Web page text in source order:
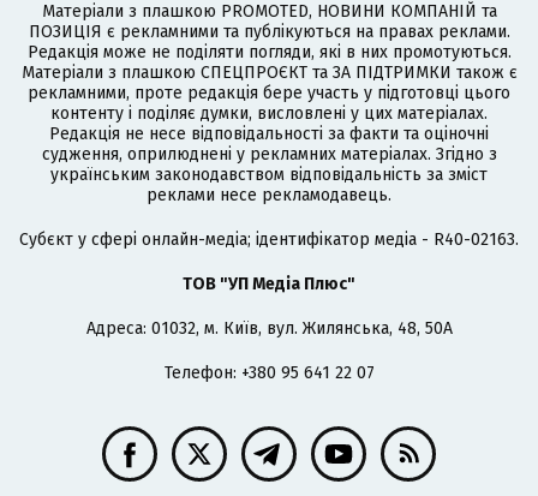
Матеріали з плашкою PROMOTED, НОВИНИ КОМПАНІЙ та
ПОЗИЦІЯ є рекламними та публікуються на правах реклами.
Редакція може не поділяти погляди, які в них промотуються.
Матеріали з плашкою СПЕЦПРОЄКТ та ЗА ПІДТРИМКИ також є
рекламними, проте редакція бере участь у підготовці цього
контенту і поділяє думки, висловлені у цих матеріалах.
Редакція не несе відповідальності за факти та оціночні
судження, оприлюднені у рекламних матеріалах. Згідно з
українським законодавством відповідальність за зміст
реклами несе рекламодавець.
Cубєкт у сфері онлайн-медіа; ідентифікатор медіа - R40-02163.
ТОВ "УП Медіа Плюс"
Адреса: 01032, м. Київ, вул. Жилянська, 48, 50А
Телефон: +380 95 641 22 07